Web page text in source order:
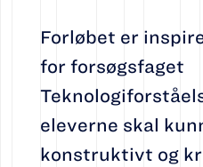
Forløbet er
for forsøgsfaget
eleverne skal
konstruktivt og